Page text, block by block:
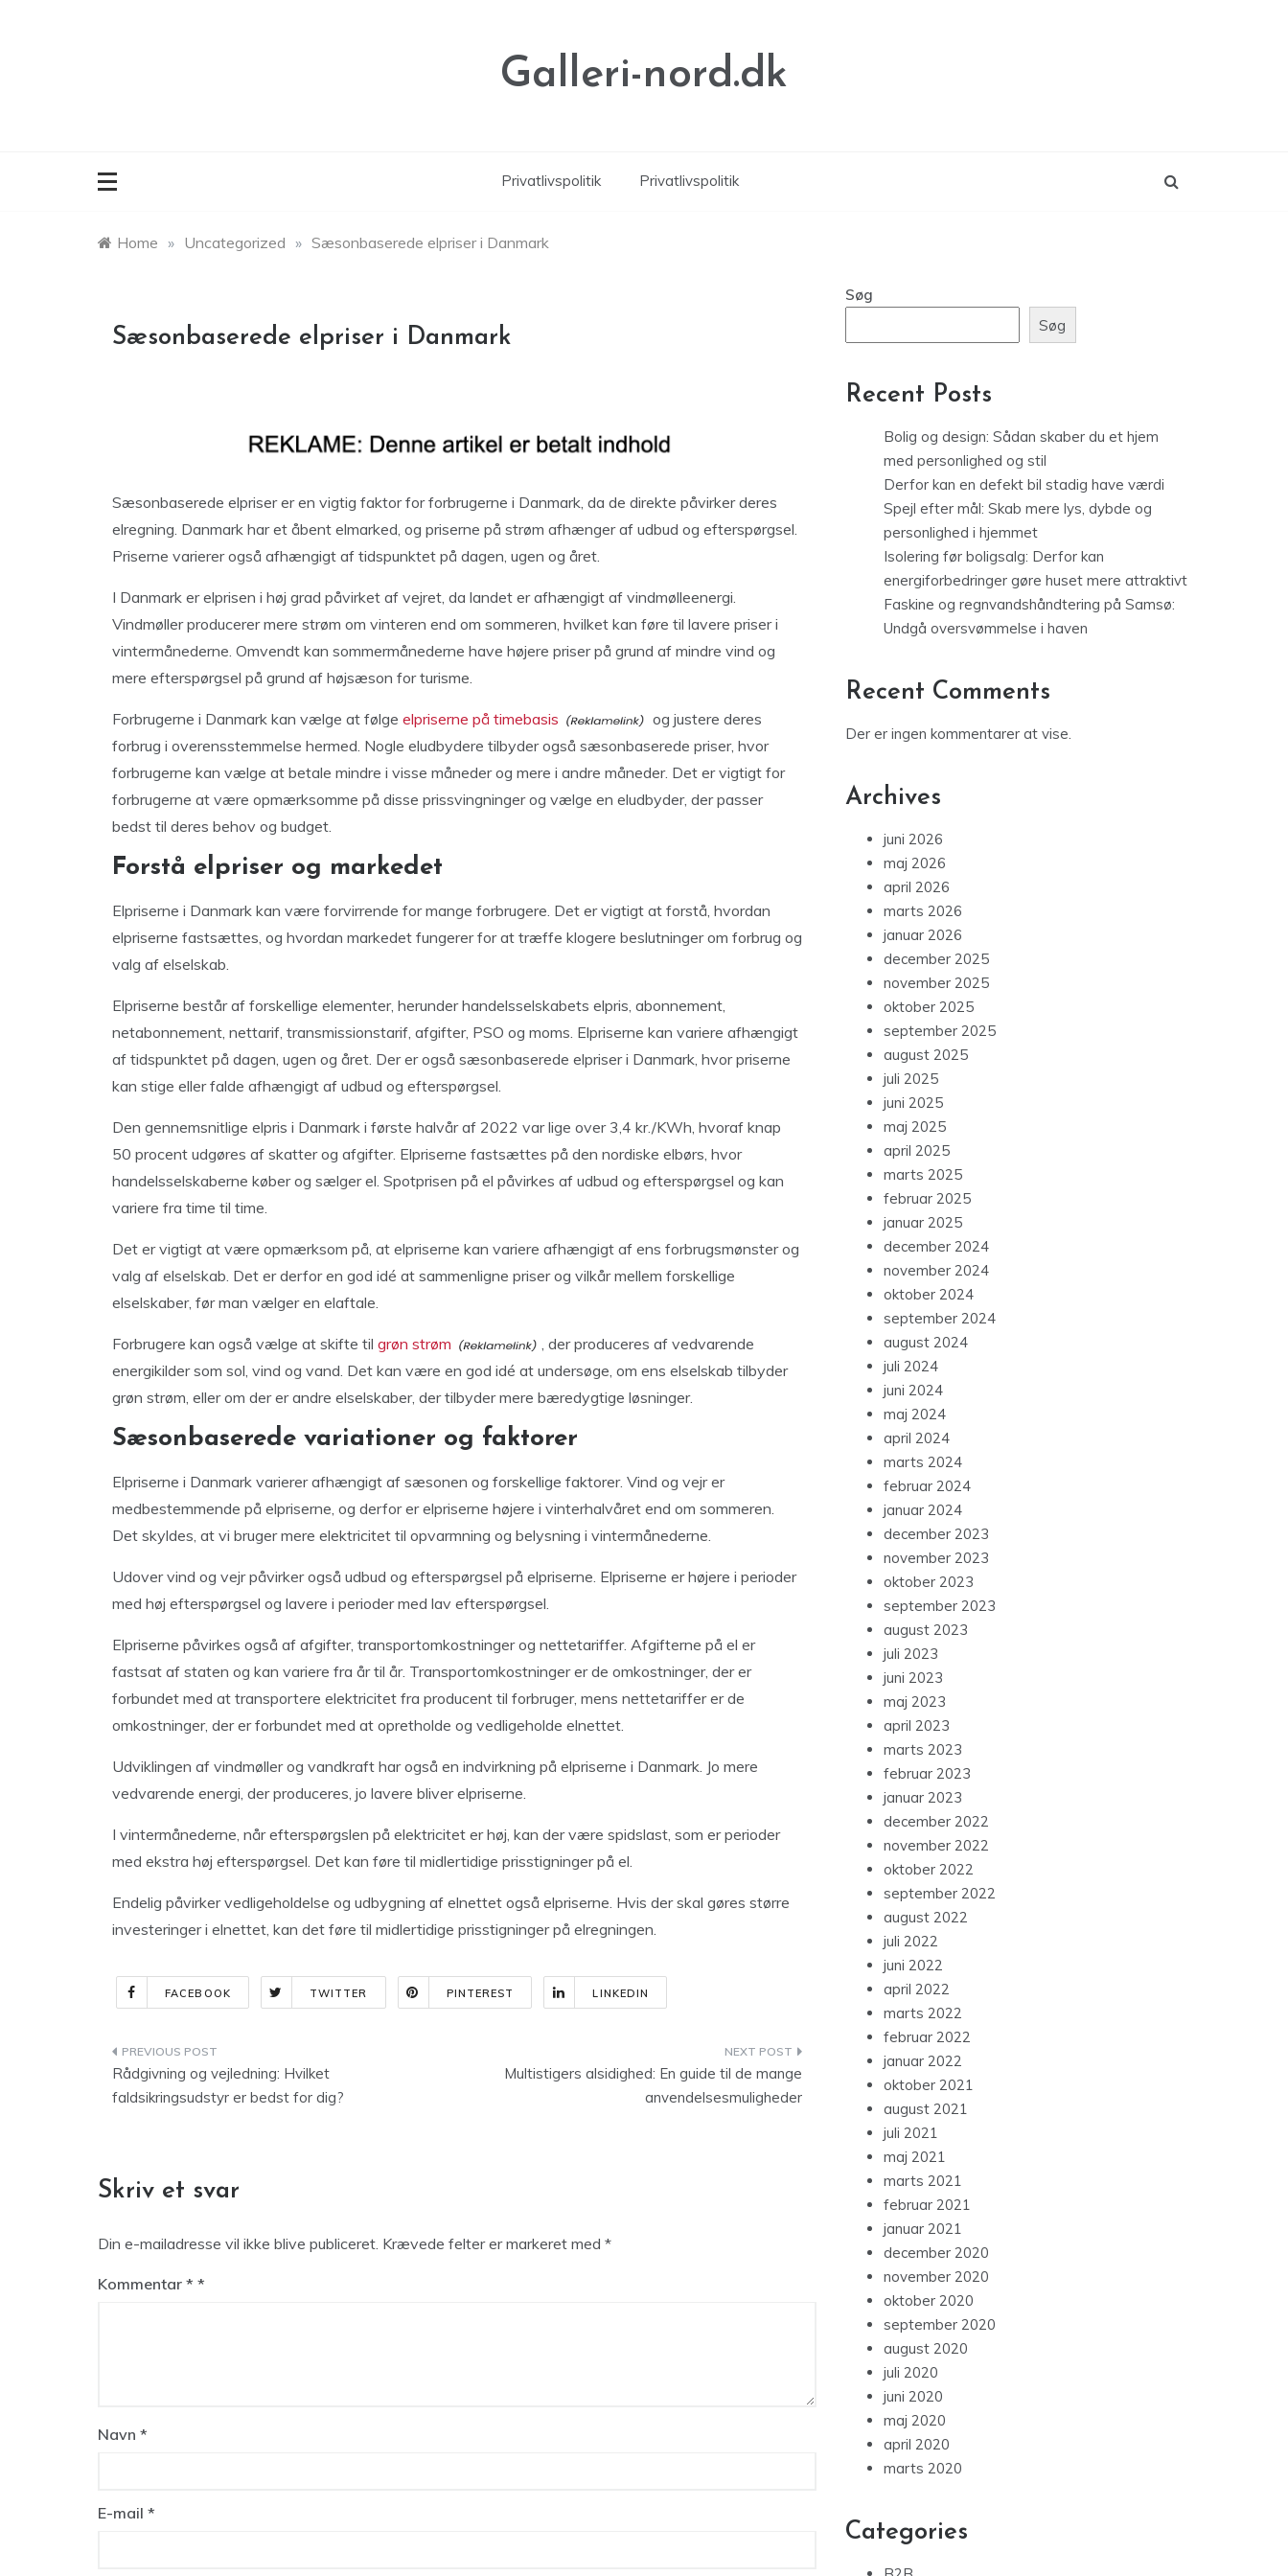
Galleri-nord.dk
Privatlivspolitik Privatlivspolitik
Home » Uncategorized » Sæsonbaserede elpriser i Danmark
Sæsonbaserede elpriser i Danmark
Sæsonbaserede elpriser er en vigtig faktor for forbrugerne i Danmark, da de direkte påvirker deres
elregning. Danmark har et åbent elmarked, og priserne på strøm afhænger af udbud og efterspørgsel.
Priserne varierer også afhængigt af tidspunktet på dagen, ugen og året.
I Danmark er elprisen i høj grad påvirket af vejret, da landet er afhængigt af vindmølleenergi.
Vindmøller producerer mere strøm om vinteren end om sommeren, hvilket kan føre til lavere priser i
vintermånederne. Omvendt kan sommermånederne have højere priser på grund af mindre vind og
mere efterspørgsel på grund af højsæson for turisme.
Forbrugerne i Danmark kan vælge at følge elpriserne på timebasis
og justere deres
forbrug i overensstemmelse hermed. Nogle eludbydere tilbyder også sæsonbaserede priser, hvor
forbrugerne kan vælge at betale mindre i visse måneder og mere i andre måneder. Det er vigtigt for
forbrugerne at være opmærksomme på disse prissvingninger og vælge en eludbyder, der passer
bedst til deres behov og budget.
Forstå elpriser og markedet
Elpriserne i Danmark kan være forvirrende for mange forbrugere. Det er vigtigt at forstå, hvordan
elpriserne fastsættes, og hvordan markedet fungerer for at træffe klogere beslutninger om forbrug og
valg af elselskab.
Elpriserne består af forskellige elementer, herunder handelsselskabets elpris, abonnement,
netabonnement, nettarif, transmissionstarif, afgifter, PSO og moms. Elpriserne kan variere afhængigt
af tidspunktet på dagen, ugen og året. Der er også sæsonbaserede elpriser i Danmark, hvor priserne
kan stige eller falde afhængigt af udbud og efterspørgsel.
Den gennemsnitlige elpris i Danmark i første halvår af 2022 var lige over 3,4 kr./KWh, hvoraf knap
50 procent udgøres af skatter og afgifter. Elpriserne fastsættes på den nordiske elbørs, hvor
handelsselskaberne køber og sælger el. Spotprisen på el påvirkes af udbud og efterspørgsel og kan
variere fra time til time.
Det er vigtigt at være opmærksom på, at elpriserne kan variere afhængigt af ens forbrugsmønster og
valg af elselskab. Det er derfor en god idé at sammenligne priser og vilkår mellem forskellige
elselskaber, før man vælger en elaftale.
Forbrugere kan også vælge at skifte til grøn strøm
, der produceres af vedvarende
energikilder som sol, vind og vand. Det kan være en god idé at undersøge, om ens elselskab tilbyder
grøn strøm, eller om der er andre elselskaber, der tilbyder mere bæredygtige løsninger.
Sæsonbaserede variationer og faktorer
Elpriserne i Danmark varierer afhængigt af sæsonen og forskellige faktorer. Vind og vejr er
medbestemmende på elpriserne, og derfor er elpriserne højere i vinterhalvåret end om sommeren.
Det skyldes, at vi bruger mere elektricitet til opvarmning og belysning i vintermånederne.
Udover vind og vejr påvirker også udbud og efterspørgsel på elpriserne. Elpriserne er højere i perioder
med høj efterspørgsel og lavere i perioder med lav efterspørgsel.
Elpriserne påvirkes også af afgifter, transportomkostninger og nettetariffer. Afgifterne på el er
fastsat af staten og kan variere fra år til år. Transportomkostninger er de omkostninger, der er
forbundet med at transportere elektricitet fra producent til forbruger, mens nettetariffer er de
omkostninger, der er forbundet med at opretholde og vedligeholde elnettet.
Udviklingen af vindmøller og vandkraft har også en indvirkning på elpriserne i Danmark. Jo mere
vedvarende energi, der produceres, jo lavere bliver elpriserne.
I vintermånederne, når efterspørgslen på elektricitet er høj, kan der være spidslast, som er perioder
med ekstra høj efterspørgsel. Det kan føre til midlertidige prisstigninger på el.
Endelig påvirker vedligeholdelse og udbygning af elnettet også elpriserne. Hvis der skal gøres større
investeringer i elnettet, kan det føre til midlertidige prisstigninger på elregningen.
FACEBOOK TWITTER PINTEREST LINKEDIN
Indlægsnavigation
Rådgivning og vejledning: Hvilket
faldsikringsudstyr er bedst for dig?
Multistigers alsidighed: En guide til de mange
anvendelsesmuligheder
Skriv et svar
Din e-mailadresse vil ikke blive publiceret. Krævede felter er markeret med *
Kommentar *
Navn *
E-mail *
Søg
Søg
Recent Posts
Bolig og design: Sådan skaber du et hjem
med personlighed og stil
Derfor kan en defekt bil stadig have værdi
Spejl efter mål: Skab mere lys, dybde og
personlighed i hjemmet
Isolering før boligsalg: Derfor kan
energiforbedringer gøre huset mere attraktivt
Faskine og regnvandshåndtering på Samsø:
Undgå oversvømmelse i haven
Recent Comments
Der er ingen kommentarer at vise.
Archives
juni 2026
maj 2026
april 2026
marts 2026
januar 2026
december 2025
november 2025
oktober 2025
september 2025
august 2025
juli 2025
juni 2025
maj 2025
april 2025
marts 2025
februar 2025
januar 2025
december 2024
november 2024
oktober 2024
september 2024
august 2024
juli 2024
juni 2024
maj 2024
april 2024
marts 2024
februar 2024
januar 2024
december 2023
november 2023
oktober 2023
september 2023
august 2023
juli 2023
juni 2023
maj 2023
april 2023
marts 2023
februar 2023
januar 2023
december 2022
november 2022
oktober 2022
september 2022
august 2022
juli 2022
juni 2022
april 2022
marts 2022
februar 2022
januar 2022
oktober 2021
august 2021
juli 2021
maj 2021
marts 2021
februar 2021
januar 2021
december 2020
november 2020
oktober 2020
september 2020
august 2020
juli 2020
juni 2020
maj 2020
april 2020
marts 2020
Categories